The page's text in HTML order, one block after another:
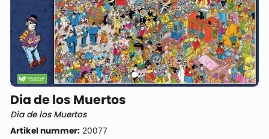
Dia de los Muertos
Dia de los Muertos
Artikel nummer: 20077